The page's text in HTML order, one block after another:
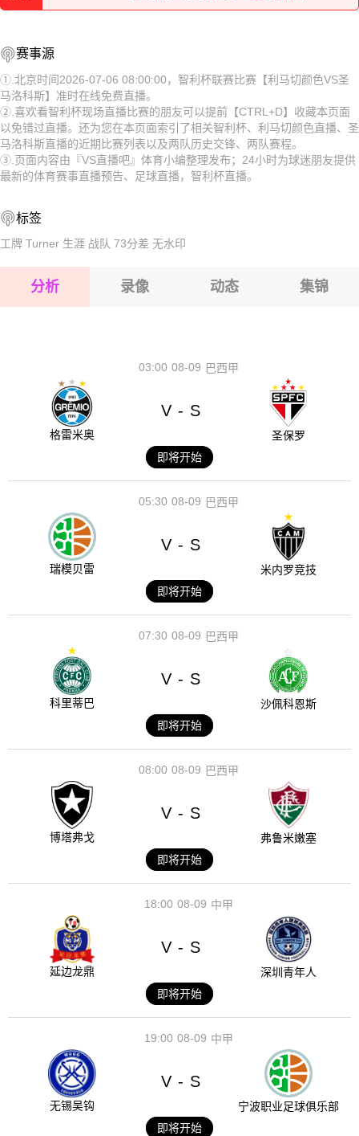
2026-08-17 【智利杯】 利马切颜色VS圣马洛科斯
2026-08-17 【智利杯】 利马切颜色VS圣马洛科斯
2026-08-17 【智利杯】 利马切颜色VS圣马洛科斯
2026-08-17 【智利杯】 利马切颜色VS圣马洛科斯
2026-08-17 【智利杯】 利马切颜色VS圣马洛科斯
2026-08-17 【智利杯】 利马切颜色VS圣马洛科斯
2026-08-17 【智利杯】 利马切颜色VS圣马洛科斯
赛事源
①.北京时间2026-07-06 08:00:00，智利杯联赛比赛【利马切颜色VS圣
马洛科斯】准时在线免费直播。
②.喜欢看智利杯现场直播比赛的朋友可以提前【CTRL+D】收藏本页面
以免错过直播。还为您在本页面索引了相关智利杯、利马切颜色直播、圣
马洛科斯直播的近期比赛列表以及两队历史交锋、两队赛程。
③.页面内容由『VS直播吧』体育小编整理发布；24小时为球迷朋友提供
最新的体育赛事直播预告、足球直播，智利杯直播。
标签
工牌 Turner 生涯 战队 73分差 无水印
分析 录像 动态 集锦
08-09
03:00 巴西甲
格雷米奥
V - S
圣保罗
即将开始
08-09
05:30 巴西甲
瑞模贝雷
V - S
米内罗竞技
即将开始
08-09
07:30 巴西甲
科里蒂巴
V - S
沙佩科恩斯
即将开始
08-09
08:00 巴西甲
博塔弗戈
V - S
弗鲁米嫩塞
即将开始
08-09
18:00 中甲
延边龙鼎
V - S
深圳青年人
即将开始
08-09
19:00 中甲
无锡吴钩
V - S
宁波职业足球俱乐部
即将开始